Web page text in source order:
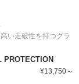
い走破性を持つグラ
PROTECTION
¥13,750～